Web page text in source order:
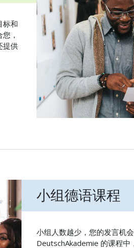
标和
，
提供
小组德语课程
小组人数越少，您的发言机
DeutschAkademie 的课程中